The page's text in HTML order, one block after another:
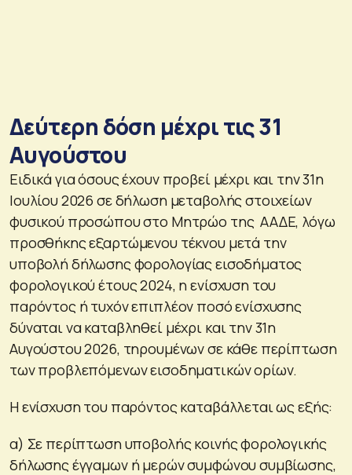
Δεύτερη δόση μέχρι τις 31
Αυγούστου
Ειδικά για όσους έχουν προβεί μέχρι και την 31η
Ιουλίου 2026 σε δήλωση μεταβολής στοιχείων
φυσικού προσώπου στο Μητρώο της ΑΑΔΕ, λόγω
προσθήκης εξαρτώμενου τέκνου μετά την
υποβολή δήλωσης φορολογίας εισοδήματος
φορολογικού έτους 2024, η ενίσχυση του
παρόντος ή τυχόν επιπλέον ποσό ενίσχυσης
δύναται να καταβληθεί μέχρι και την 31η
Αυγούστου 2026, τηρουμένων σε κάθε περίπτωση
των προβλεπόμενων εισοδηματικών ορίων.
Η ενίσχυση του παρόντος καταβάλλεται ως εξής:
α) Σε περίπτωση υποβολής κοινής φορολογικής
δήλωσης έγγαμων ή μερών συμφώνου συμβίωσης,